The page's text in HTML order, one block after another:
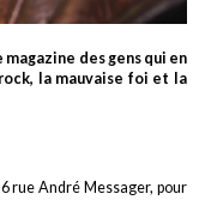
des gens qui en
la mauvaise foi et la
rue André Messager, pour